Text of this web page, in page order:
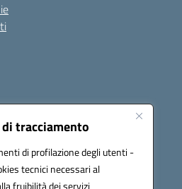
tracciamento
di profilazione degli utenti -
tecnici necessari al
fruibilità dei servizi